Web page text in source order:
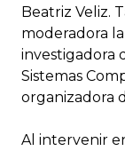
Beatriz Veliz.
moderadora
investigadora
Sistemas
organizadora
Al intervenir